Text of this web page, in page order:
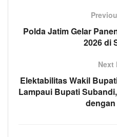
Polda Jatim Gelar
2026 di
Next
Elektabilitas Wakil
Lampaui Bupati